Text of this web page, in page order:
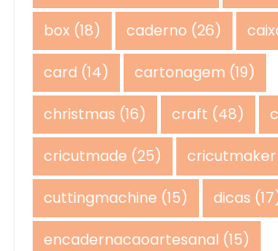
box (18) caderno (26)
card (14) cartonagem (19)
christmas (16) craft (48)
cricutmade (25) cricutmaker
cuttingmachine (15) dicas
encadernacaoartesanal (15)